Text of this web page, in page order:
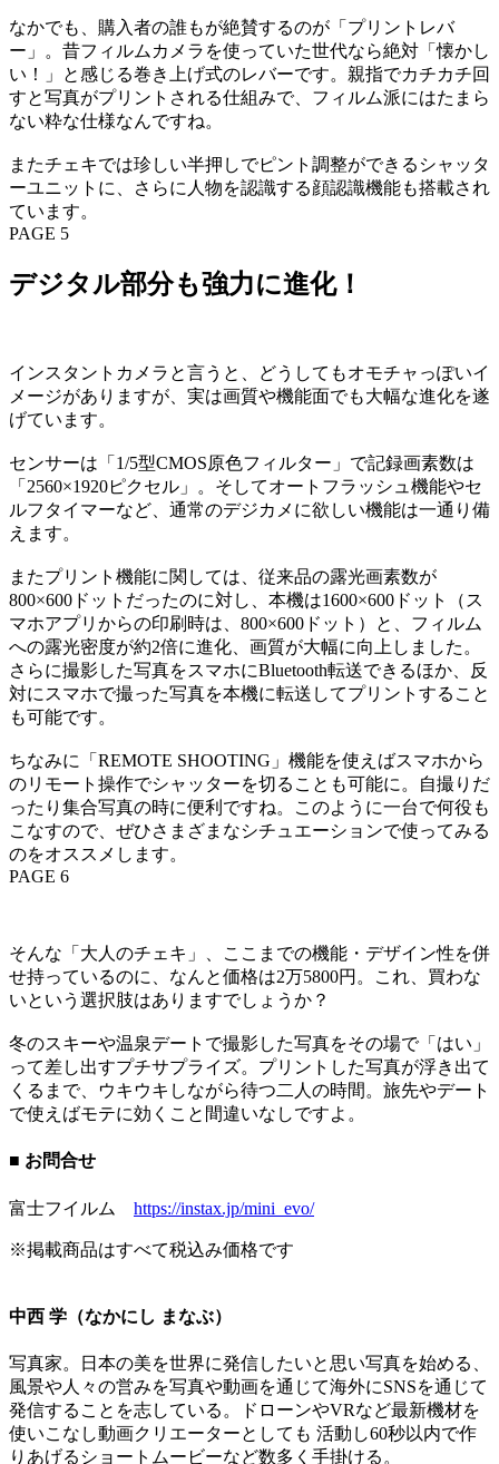
なかでも、購入者の誰もが絶賛するのが「プリントレバ
ー」。昔フィルムカメラを使っていた世代なら絶対「懐かし
い！」と感じる巻き上げ式のレバーです。親指でカチカチ回
すと写真がプリントされる仕組みで、フィルム派にはたまら
ない粋な仕様なんですね。
またチェキでは珍しい半押しでピント調整ができるシャッタ
ーユニットに、さらに人物を認識する顔認識機能も搭載され
ています。
PAGE 5
デジタル部分も強力に進化！
インスタントカメラと言うと、どうしてもオモチャっぽいイ
メージがありますが、実は画質や機能面でも大幅な進化を遂
げています。
センサーは「1/5型CMOS原色フィルター」で記録画素数は
「2560×1920ピクセル」。そしてオートフラッシュ機能やセ
ルフタイマーなど、通常のデジカメに欲しい機能は一通り備
えます。
またプリント機能に関しては、従来品の露光画素数が
800×600ドットだったのに対し、本機は1600×600ドット（ス
マホアプリからの印刷時は、800×600ドット）と、フィルム
への露光密度が約2倍に進化、画質が大幅に向上しました。
さらに撮影した写真をスマホにBluetooth転送できるほか、反
対にスマホで撮った写真を本機に転送してプリントすること
も可能です。
ちなみに「REMOTE SHOOTING」機能を使えばスマホから
のリモート操作でシャッターを切ることも可能に。自撮りだ
ったり集合写真の時に便利ですね。このように一台で何役も
こなすので、ぜひさまざまなシチュエーションで使ってみる
のをオススメします。
PAGE 6
そんな「大人のチェキ」、ここまでの機能・デザイン性を併
せ持っているのに、なんと価格は2万5800円。これ、買わな
いという選択肢はありますでしょうか？
冬のスキーや温泉デートで撮影した写真をその場で「はい」
って差し出すプチサプライズ。プリントした写真が浮き出て
くるまで、ウキウキしながら待つ二人の時間。旅先やデート
で使えばモテに効くこと間違いなしですよ。
■ お問合せ
富士フイルム https://instax.jp/mini_evo/
※掲載商品はすべて税込み価格です
中西 学（なかにし まなぶ）
写真家。日本の美を世界に発信したいと思い写真を始める、
風景や人々の営みを写真や動画を通じて海外にSNSを通じて
発信することを志している。ドローンやVRなど最新機材を
使いこなし動画クリエーターとしても 活動し60秒以内で作
りあげるショートムービーなど数多く手掛ける。